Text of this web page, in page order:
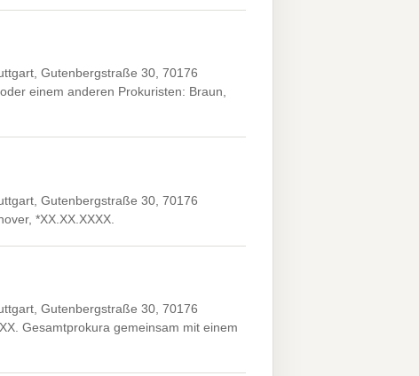
Gutenbergstraße 30, 70176
einem anderen Prokuristen: Braun,
Gutenbergstraße 30, 70176
*XX.XX.XXXX.
Gutenbergstraße 30, 70176
Gesamtprokura gemeinsam mit einem